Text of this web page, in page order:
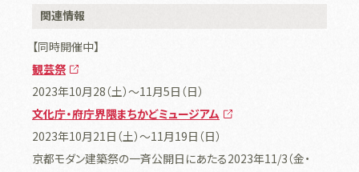
関連情報
【同時開催中】
観芸祭
2023年10月28（土）～11月5日（日）
文化庁・府庁界隈まちかどミュージアム
2023年10月21日（土）～11月19日（日）
京都モダン建築祭の一斉公開日にあたる2023年11/3（金・